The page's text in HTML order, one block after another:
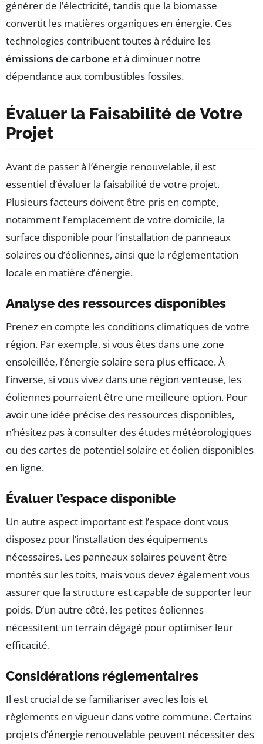
générer de l’électricité, tandis que la biomasse
convertit les matières organiques en énergie. Ces
technologies contribuent toutes à réduire les
émissions de carbone et à diminuer notre
dépendance aux combustibles fossiles.
Évaluer la Faisabilité de Votre
Projet
Avant de passer à l’énergie renouvelable, il est
essentiel d’évaluer la faisabilité de votre projet.
Plusieurs facteurs doivent être pris en compte,
notamment l’emplacement de votre domicile, la
surface disponible pour l’installation de panneaux
solaires ou d’éoliennes, ainsi que la réglementation
locale en matière d’énergie.
Analyse des ressources disponibles
Prenez en compte les conditions climatiques de votre
région. Par exemple, si vous êtes dans une zone
ensoleillée, l’énergie solaire sera plus efficace. À
l’inverse, si vous vivez dans une région venteuse, les
éoliennes pourraient être une meilleure option. Pour
avoir une idée précise des ressources disponibles,
n’hésitez pas à consulter des études météorologiques
ou des cartes de potentiel solaire et éolien disponibles
en ligne.
Évaluer l’espace disponible
Un autre aspect important est l’espace dont vous
disposez pour l’installation des équipements
nécessaires. Les panneaux solaires peuvent être
montés sur les toits, mais vous devez également vous
assurer que la structure est capable de supporter leur
poids. D’un autre côté, les petites éoliennes
nécessitent un terrain dégagé pour optimiser leur
efficacité.
Considérations réglementaires
Il est crucial de se familiariser avec les lois et
règlements en vigueur dans votre commune. Certains
projets d’énergie renouvelable peuvent nécessiter des